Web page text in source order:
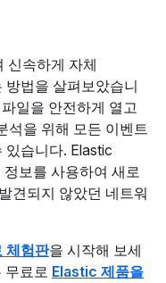
신속하게 자체
법을 살펴보았습니
일을 안전하게 열고
석을 위해 모든 이벤트
있습니다. Elastic
보를 사용하여 새로
견되지 않았던 네트워
체험판을 시작해 보세
무료로 Elastic 제품을